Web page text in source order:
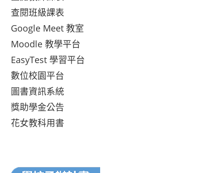
查閱班級課表
Google Meet 教室
Moodle 教學平台
EasyTest 學習平台
數位校園平台
圖書資訊系統
獎助學金公告
花女教科用書